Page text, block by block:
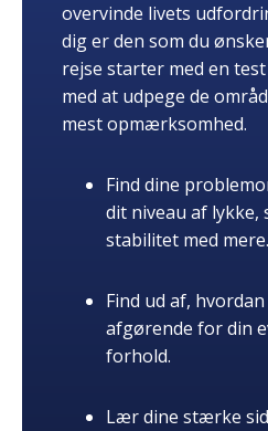
overvinde livets
dig er den som du
rejse starter med en
med at udpege de
mest opmærksomhed.
Find dine
dit niveau af lykke,
stabilitet med mere.
Find ud af,
afgørende for din
forhold.
Lær dine stærke